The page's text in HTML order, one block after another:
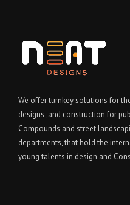
We offer turnkey solutions for
designs ,and construction for
Compounds and street
departments, that hold the
young talents in design and